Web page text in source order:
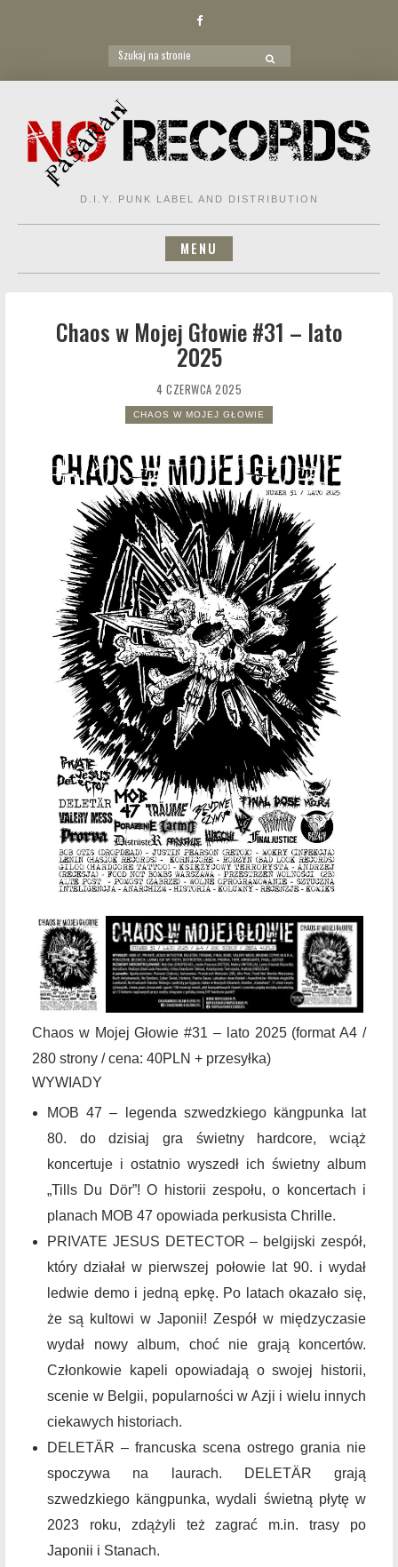
Facebook
Search
for:
SEARCH
D.I.Y. PUNK LABEL AND DISTRIBUTION
MENU
Chaos w Mojej Głowie #31 – lato
2025
4 CZERWCA 2025
CHAOS W MOJEJ GŁOWIE
Chaos w Mojej Głowie #31 – lato 2025 (format A4 /
280 strony / cena: 40PLN + przesyłka)
WYWIADY
MOB 47 – legenda szwedzkiego kängpunka lat
80. do dzisiaj gra świetny hardcore, wciąż
koncertuje i ostatnio wyszedł ich świetny album
„Tills Du Dör”! O historii zespołu, o koncertach i
planach MOB 47 opowiada perkusista Chrille.
PRIVATE JESUS DETECTOR – belgijski zespół,
który działał w pierwszej połowie lat 90. i wydał
ledwie demo i jedną epkę. Po latach okazało się,
że są kultowi w Japonii! Zespół w międzyczasie
wydał nowy album, choć nie grają koncertów.
Członkowie kapeli opowiadają o swojej historii,
scenie w Belgii, popularności w Azji i wielu innych
ciekawych historiach.
DELETÄR – francuska scena ostrego grania nie
spoczywa na laurach. DELETÄR grają
szwedzkiego kängpunka, wydali świetną płytę w
2023 roku, zdążyli też zagrać m.in. trasy po
Japonii i Stanach.